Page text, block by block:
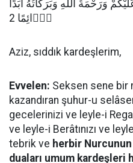
1 اَلسَّلاَمُ عَلَيْكُمْ وَرَحْمَةُ اللهِ وَبَرَكَاتُهُ اَبَدًا
دَۤائِمًا 2
Aziz, sıddık kardeşlerim,
Evvelen: Seksen sene bir
kazandıran şuhur-u
gecelerinizi ve leyle-i
ve leyle-i Berâtınızı ve
tebrik ve herbir
duaları umum kardeşleri